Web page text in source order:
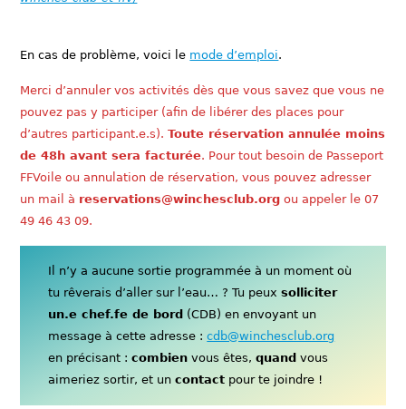
En cas de problème, voici le mode d’emploi.
Merci d’annuler vos activités dès que vous savez que vous ne
pouvez pas y participer (afin de libérer des places pour
d’autres participant.e.s).Toute réservation annulée moins
de 48h avant sera facturée. Pour tout besoin de Passeport
FFVoile ou annulation de réservation, vous pouvez adresser
un mail à reservations@winchesclub.org ou appeler le 07
49 46 43 09.
Il n’y a aucune sortie programmée à un moment où
tu rêverais d’aller sur l’eau… ? Tu peuxsolliciter
un.e chef.fe de bord (CDB) en envoyant un
message à cette adresse :cdb@winchesclub.org
en précisant :combien vous êtes,quand vous
aimeriez sortir, et uncontact pour te joindre !